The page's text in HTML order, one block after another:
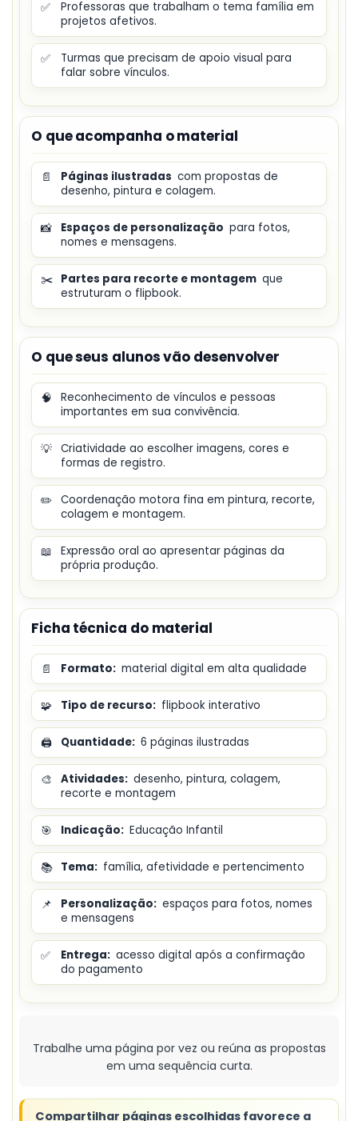
✅
Professoras que trabalham o tema família em
projetos afetivos.
✅
Turmas que precisam de apoio visual para
falar sobre vínculos.
O que acompanha o material
📄 Páginas ilustradas com propostas de
desenho, pintura e colagem.
📸 Espaços de personalização para fotos,
nomes e mensagens.
✂️ Partes para recorte e montagem que
estruturam o flipbook.
O que seus alunos vão desenvolver
🧠
Reconhecimento de vínculos e pessoas
importantes em sua convivência.
💡 Criatividade ao escolher imagens, cores e
formas de registro.
✏️ Coordenação motora fina em pintura, recorte,
colagem e montagem.
📖
Expressão oral ao apresentar páginas da
própria produção.
Ficha técnica do material
📄 Formato: material digital em alta qualidade
🧩 Tipo de recurso: flipbook interativo
🖨️ Quantidade: 6 páginas ilustradas
🎨 Atividades: desenho, pintura, colagem,
recorte e montagem
🎯 Indicação: Educação Infantil
📚 Tema: família, afetividade e pertencimento
📌 Personalização: espaços para fotos, nomes
e mensagens
✅ Entrega: acesso digital após a confirmação
do pagamento
Trabalhe uma página por vez ou reúna as propostas
em uma sequência curta.
Compartilhar páginas escolhidas favorece a